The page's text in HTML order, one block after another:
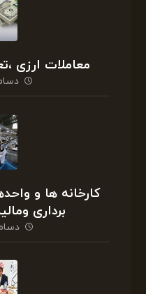
معاملات ارزی
دسامبر
کارخانه ها و
برداری
دسامبر